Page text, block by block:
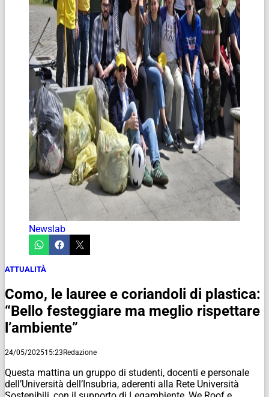
Newslab
ATTUALITÀ
Como, le lauree e coriandoli di plastica:
“Bello festeggiare ma meglio rispettare
l’ambiente”
24/05/202515:23Redazione
Questa mattina un gruppo di studenti, docenti e personale
dell’Università dell’Insubria, aderenti alla Rete Università